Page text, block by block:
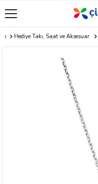
Hediye Takı, Saat ve Aksesuar